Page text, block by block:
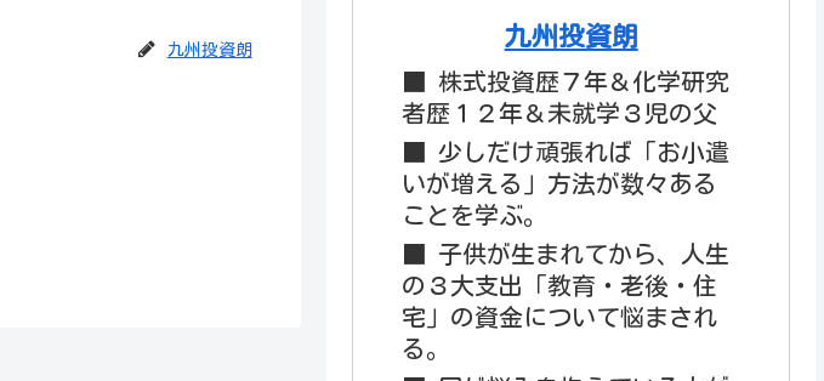
九州投資朗 九州投資朗
■ 株式投資歴７年＆化学研究
者歴１２年＆未就学３児の父
■ 少しだけ頑張れば「お小遣
いが増える」方法が数々ある
ことを学ぶ。
■ 子供が生まれてから、人生
の３大支出「教育・老後・住
宅」の資金について悩まされ
る。